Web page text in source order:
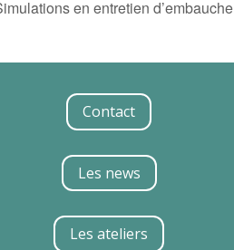
en entretien d’embauche
Contact
Les news
Les ateliers